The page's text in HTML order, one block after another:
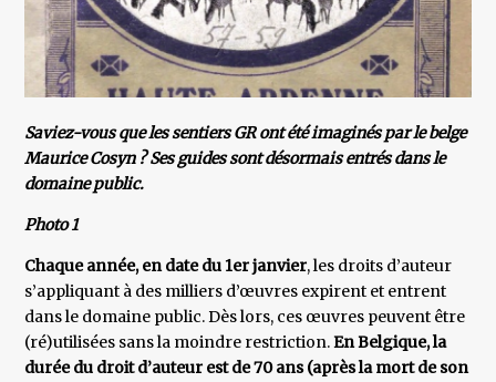
Saviez-vous que les sentiers GR ont été imaginés par le belge
Maurice Cosyn ? Ses guides sont désormais entrés dans le
domaine public.
Photo 1
Chaque année, en date du 1er janvier, les droits d’auteur
s’appliquant à des milliers d’œuvres expirent et entrent
dans le domaine public. Dès lors, ces œuvres peuvent être
(ré)utilisées sans la moindre restriction.En Belgique, la
durée du droit d’auteur est de 70 ans (après la mort de son